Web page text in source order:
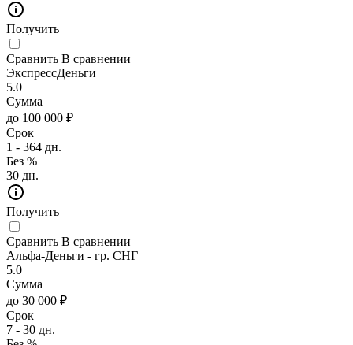
Получить
Сравнить В сравнении
ЭкспрессДеньги
5.0
Сумма
до 100 000 ₽
Срок
1 - 364 дн.
Без %
30 дн.
Получить
Сравнить В сравнении
Альфа-Деньги - гр. СНГ
5.0
Сумма
до 30 000 ₽
Срок
7 - 30 дн.